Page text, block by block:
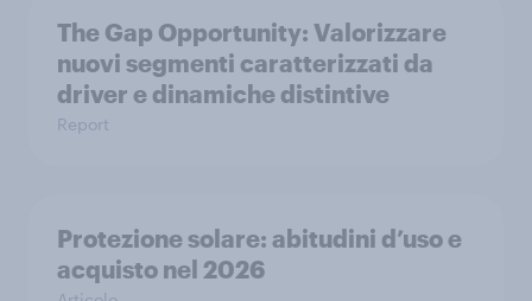
The Gap Opportunity: Valorizzare
nuovi segmenti caratterizzati da
driver e dinamiche distintive
Report
Protezione solare: abitudini d’uso e
acquisto nel 2026